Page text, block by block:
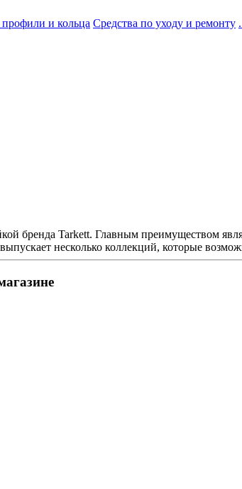
и кольца Средства по уходу и ремонту
бренда Tarkett. Главным преимуществом
несколько коллекций, которые